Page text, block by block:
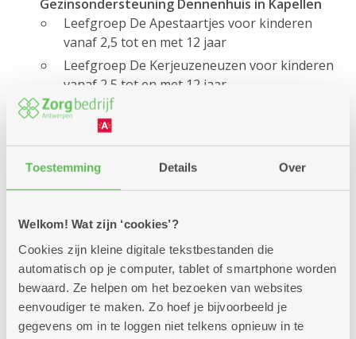
Toestemming Details Over
Welkom! Wat zijn ‘cookies’?
Cookies zijn kleine digitale tekstbestanden die
automatisch op je computer, tablet of smartphone worden
bewaard. Ze helpen om het bezoeken van websites
eenvoudiger te maken. Zo hoef je bijvoorbeeld je
gegevens om in te loggen niet telkens opnieuw in te
Gezinsondersteuning Dennenhuis in Kapellen
Leefgroep De Apestaartjes voor kinderen
vanaf 2,5 tot en met 12 jaar
Leefgroep De Kerjeuzeneuzen voor kinderen
vanaf 2,5 tot en met 12 jaar
Leefgroep De Molletjes voor kinderen vanaf 0
tot en met 2,5 jaar
Centrum voor Kinderzorg en
Gezinsondersteuning De Link in Antwerpen-
Linkeroever
vanaf 0 tot en met 8 jaar
Leefgroep De Kiekeboes voor kinderen vanaf
2,5 tot en met 12 jaar
Centrum voor Bijzondere Jeugdzorg De Wending
in Antwerpen
Leefgroep voor jongeren van 12 jaar tot 18